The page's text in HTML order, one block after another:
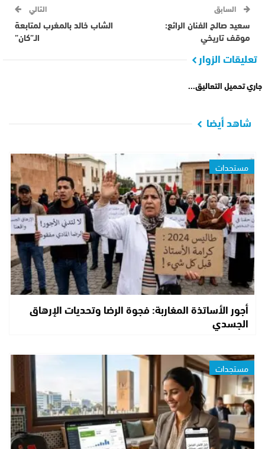
السابق
سعيد صالح الفنان الرائع:
موقف تاريخي
التالي
الشاب خالد بالمغرب لمتابعة
الـ”كان”
تعليقات الزوار
جاري تحميل التعاليق...
شاهد أيضا
مستجدات
أجور الأساتذة المغاربة: فجوة الرضا وتحديات الإرهاق
الجسدي
مستجدات